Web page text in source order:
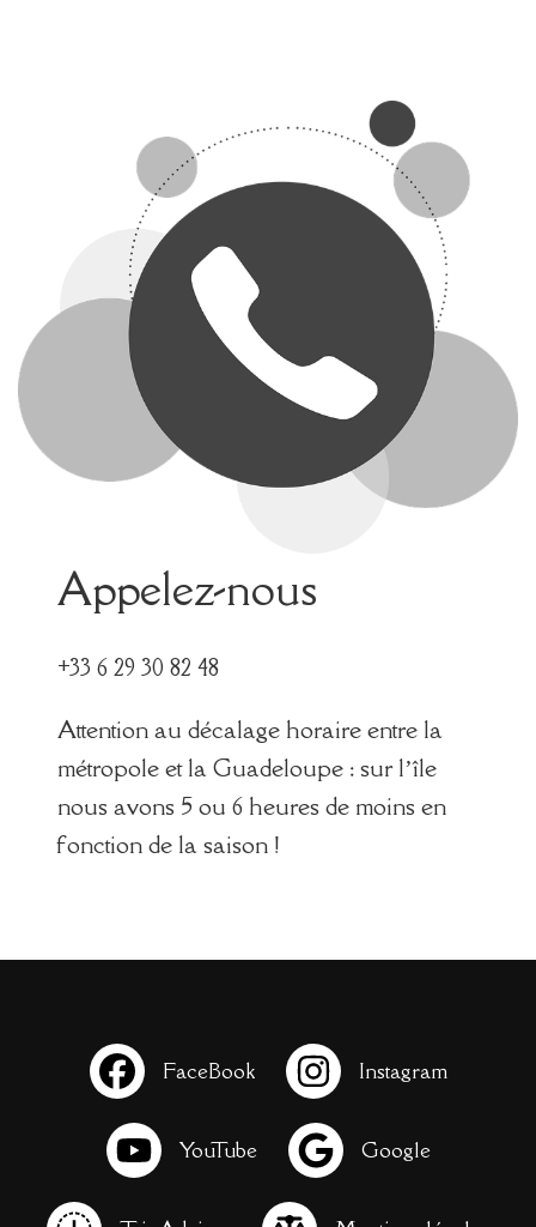
Appelez-nous
+33 6 29 30 82 48
Attention au décalage horaire entre la
métropole et la Guadeloupe : sur l’île
nous avons 5 ou 6 heures de moins en
fonction de la saison !